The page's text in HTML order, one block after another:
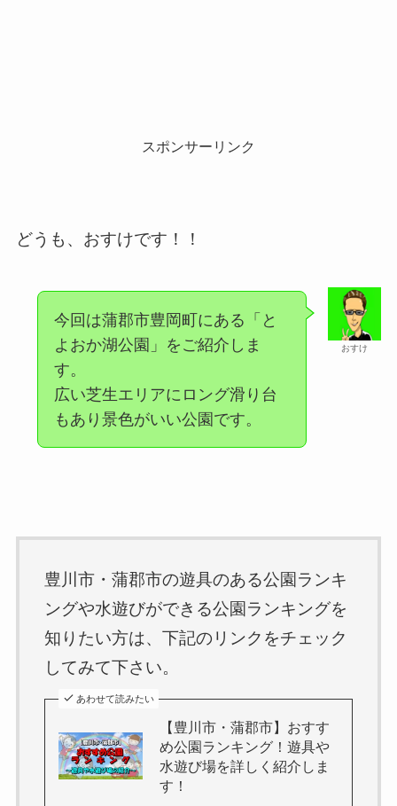
スポンサーリンク
どうも、おすけです！！
おすけ
今回は蒲郡市豊岡町にある「と
よおか湖公園」をご紹介しま
す。
広い芝生エリアにロング滑り台
もあり景色がいい公園です。
豊川市・蒲郡市の遊具のある公園ランキ
ングや水遊びができる公園ランキングを
知りたい方は、下記のリンクをチェック
してみて下さい。
あわせて読みたい
【豊川市・蒲郡市】おすす
め公園ランキング！遊具や
水遊び場を詳しく紹介しま
す！